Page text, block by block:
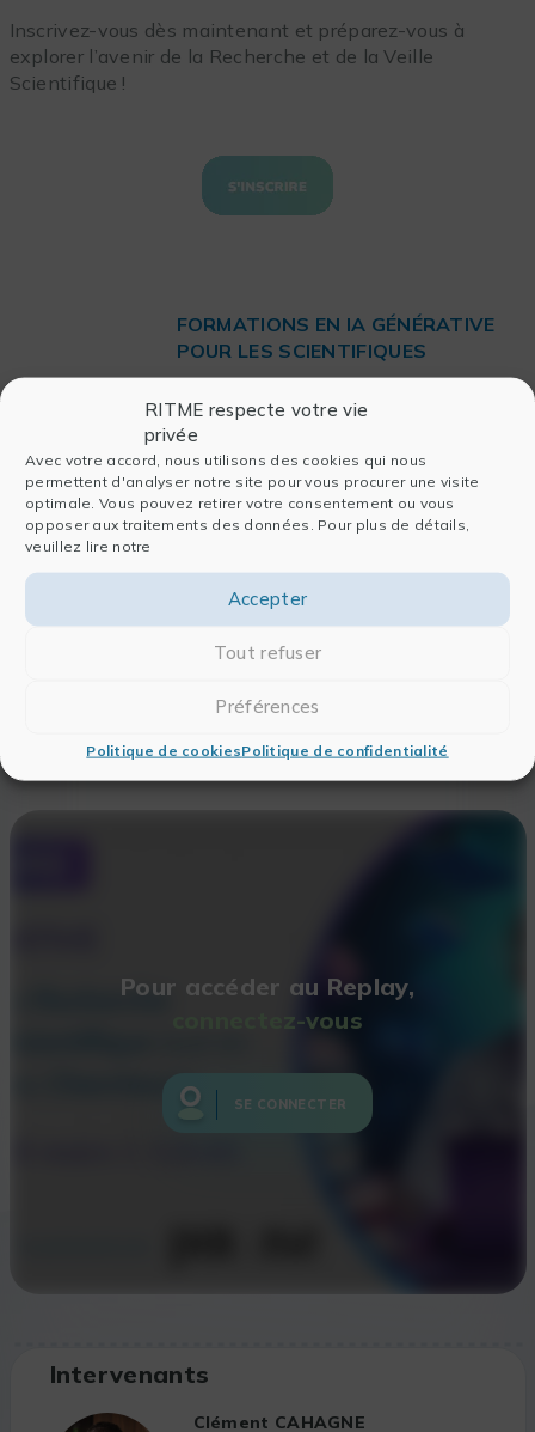
RITME respecte votre vie
privée
Avec votre accord, nous utilisons des cookies qui nous
permettent d'analyser notre site pour vous procurer une visite
optimale. Vous pouvez retirer votre consentement ou vous
opposer aux traitements des données. Pour plus de détails,
veuillez lire notre
Accepter
Tout refuser
Préférences
Politique de cookiesPolitique de confidentialité
Inscrivez-vous dès maintenant et préparez-vous à
explorer l’avenir de la Recherche et de la Veille
Scientifique !
FORMATIONS EN IA GÉNÉRATIVE
POUR LES SCIENTIFIQUES
vers l’excellence scientifique ?
Découvrez notre
maîtriser les concepts clés de l’IA
Générative et les appliquer à votre
veille scientifique. En savoir +
Explorez toutes nos formations de
notre gammeEFFISCIANCE
développez vos compétences en IA !
En savoir +
Pour accéder au Replay,
connectez-vous
SE CONNECTER
Intervenants
Clément CAHAGNE